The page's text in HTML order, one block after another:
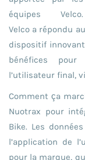
équipes Velco.
Velco a répondu
dispositif
bénéfices
l’utilisateur final,
Comment ça
Nuotrax pour
Bike. Les
l’application de
pour la marque,